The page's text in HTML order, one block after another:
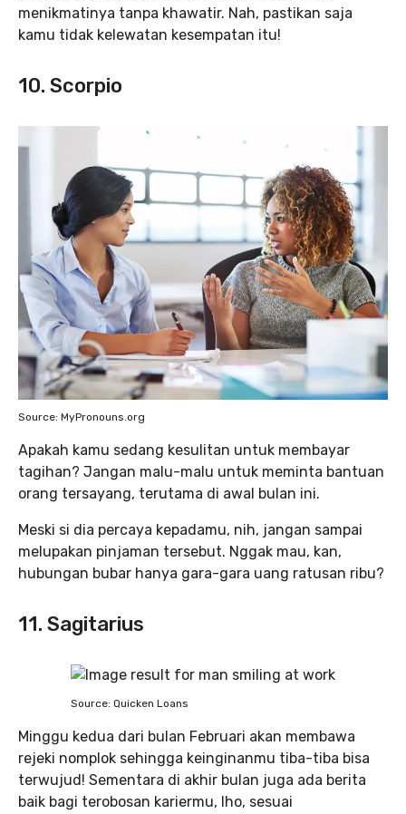
menikmatinya tanpa khawatir. Nah, pastikan saja
kamu tidak kelewatan kesempatan itu!
10. Scorpio
Source: MyPronouns.org
Apakah kamu sedang kesulitan untuk membayar
tagihan? Jangan malu-malu untuk meminta bantuan
orang tersayang, terutama di awal bulan ini.
Meski si dia percaya kepadamu, nih, jangan sampai
melupakan pinjaman tersebut. Nggak mau, kan,
hubungan bubar hanya gara-gara uang ratusan ribu?
11. Sagitarius
Source: Quicken Loans
Minggu kedua dari bulan Februari akan membawa
rejeki nomplok sehingga keinginanmu tiba-tiba bisa
terwujud! Sementara di akhir bulan juga ada berita
baik bagi terobosan kariermu, lho, sesuai